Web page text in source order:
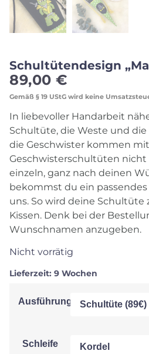
Schultütendesign
89,00 €
Gemäß § 19 UStG wird keine
In liebevoller Handarbeit
Schultüte, die Weste und
die Geschwister kommen
Geschwisterschultüten nicht
einzeln, ganz nach deinen
bekommst du ein
uns. So wird deine
Kissen. Denk bei der
Wunschnamen anzugeben.
Nicht vorrätig
Lieferzeit: 9 Wochen
Ausführung
Schleife